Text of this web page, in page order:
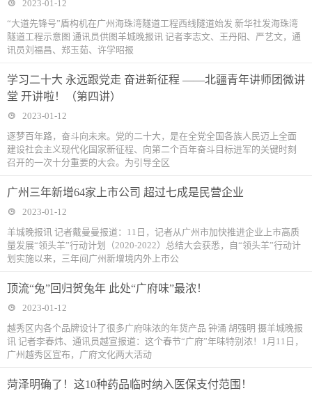
2023-01-12
“大道先锋号”盾构机在广州海珠湾隧道工程西线隧道始发 新华社发海珠湾
隧道工程示意图 通讯员供图羊城晚报讯 记者李志文、王丹阳、严艺文，通
讯员刘福昌、郑玉茹、许学昭报
学习二十大 永远跟党走 奋进新征程 ——北疆青年讲师团微讲
堂 开讲啦！（第四讲）
2023-01-12
逐梦百年路，奋斗向未来。党的二十大，是在全党全国各族人民迈上全面
建设社会主义现代化国家新征程、向第二个百年奋斗目标进军的关键时刻
召开的一次十分重要的大会。为引导全区
广州三年新增64家上市公司 超过七成是民营企业
2023-01-12
羊城晚报讯 记者戴曼曼报道：11日，记者从广州市加快推进企业上市高质
量发展“领头羊”行动计划（2020-2022）总结大会获悉，自“领头羊”行动计
划实施以来，三年间广州新增境内外上市公
顶流“兔”回归贺兔年 此处“广府味”最浓！
2023-01-12
越秀区内各个品牌设计了很多广府味浓的年货产品 钟涌 胡强明 摄羊城晚报
讯 记者李春炜、通讯员越宣报道：这个春节“广府”年味特别浓！1月11日，
广州越秀区宣布，广府文化两大活动
菏泽明确了！这10种药品临时纳入医保支付范围！